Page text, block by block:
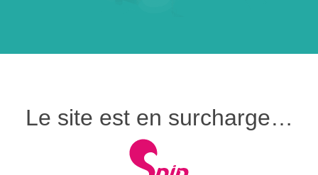
Le site est en surcharge…